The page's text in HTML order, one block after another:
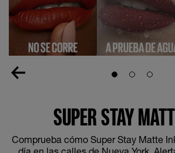
Slide 1Slide 2Slide 3
SUPER STAY
Comprueba cómo Super Stay Matte